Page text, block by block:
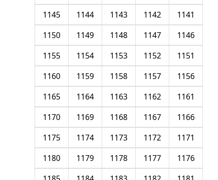
1141
1142
1143
1144
1145
1146
1147
1148
1149
1150
1151
1152
1153
1154
1155
1156
1157
1158
1159
1160
1161
1162
1163
1164
1165
1166
1167
1168
1169
1170
1171
1172
1173
1174
1175
1176
1177
1178
1179
1180